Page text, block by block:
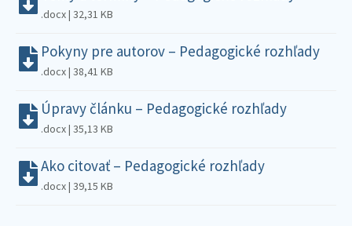
.docx | 32,31 KB
Pokyny pre autorov – Pedagogické rozhľady
.docx | 38,41 KB
Úpravy článku – Pedagogické rozhľady
.docx | 35,13 KB
Ako citovať – Pedagogické rozhľady
.docx | 39,15 KB